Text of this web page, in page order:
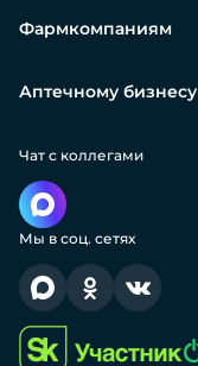
Фармкомпаниям
Аптечному бизнесу
Чат с коллегами
Мы в соц. сетях